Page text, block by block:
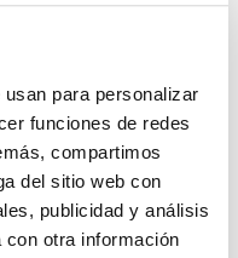
para personalizar
funciones de redes
compartimos
del sitio web con
publicidad y análisis
con otra información